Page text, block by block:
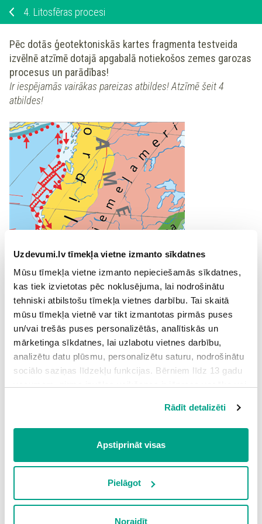
Uzdevumi.lv tīmekļa vietne izmanto sīkdatnes
Mūsu tīmekļa vietne izmanto nepieciešamās sīkdatnes,
kas tiek izvietotas pēc noklusējuma, lai nodrošinātu
tehniski atbilstošu tīmekļa vietnes darbību. Tai skaitā
mūsu tīmekļa vietnē var tikt izmantotas pirmās puses
un/vai trešās puses personalizētās, analītiskās un
mārketinga sīkdatnes, lai uzlabotu vietnes darbību,
analizētu datu plūsmu, personalizētu saturu, nodrošinātu
sociālo saziņas līdzekļu funkcijas. Bērniem līdz 13 gadu
Spiežot uz pogas “Apstiprināt visas”, Jūs piekrītat visām
sīkdatnēm, kas atrodas šajā tīmekļa vietnē, ieskaitot
trešo pušu mārketinga sīkdatnes. Spiežot uz pogas
vietnē, izņemot “Nepieciešamās” sīkdatnes, kuru
izmantošanai nav nepieciešams iegūt lietotāja piekrišanu.
Spiežot uz pogas “Apstiprināt izvēlētās”, Jūs varat mainīt
Rādīt detalizēti
Apstiprināt visas
Pielāgot
Noraidīt
4. Litosfēras procesi
Pēc dotās ģeotektoniskās kartes fragmentatestveida
izvēlnē atzīmē dotajā apgabalā notiekošos zemes garozas
procesus un parādības!
Ir iespējamās vairākas pareizas atbildes!Atzīmē šeit 4
atbildes!
dziļvagu veidošanās process
paslīde jeb subdukcija
horizontālā sānslīde
attīstās iekškontinentālais rifs
sadursme kolīzijas veidā
atvirze jeb spredings
Ieiet portālā